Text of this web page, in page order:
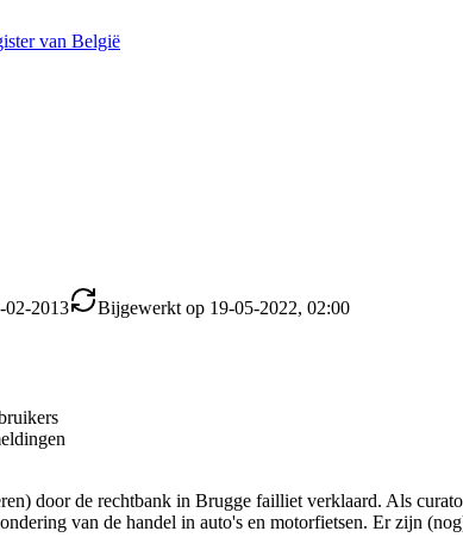
van België
02-2013 Bijgewerkt op 19-05-2022, 02:00
door de rechtbank in Brugge failliet verklaard. Als
van de handel in auto's en motorfietsen. Er zijn